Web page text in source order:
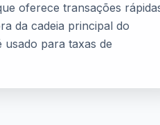
oferece transações
da cadeia principal do
para taxas de